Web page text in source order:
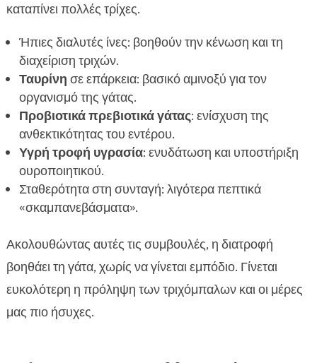
καταπίνει πολλές τρίχες.
Ήπιες διαλυτές ίνες: βοηθούν την κένωση και τη
διαχείριση τριχών.
Ταυρίνη σε επάρκεια: βασικό αμινοξύ για τον
οργανισμό της γάτας.
Προβιοτικά πρεβιοτικά γάτας: ενίσχυση της
ανθεκτικότητας του εντέρου.
Υγρή τροφή υγρασία: ενυδάτωση και υποστήριξη
ουροποιητικού.
Σταθερότητα στη συνταγή: λιγότερα πεπτικά
«σκαμπανεβάσματα».
Ακολουθώντας αυτές τις συμβουλές, η διατροφή
βοηθάει τη γάτα, χωρίς να γίνεται εμπόδιο. Γίνεται
ευκολότερη η πρόληψη των τριχόμπαλων και οι μέρες
μας πιο ήσυχες.